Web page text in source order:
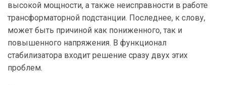
высокой мощности, а также неисправности в работе
трансформаторной подстанции. Последнее, к слову,
может быть причиной как пониженного, так и
повышенного напряжения. В функционал
стабилизатора входит решение сразу двух этих
проблем.